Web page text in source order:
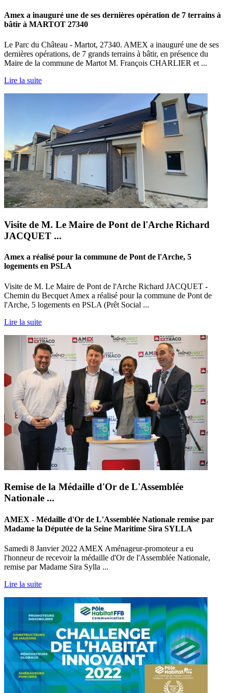
Amex a inauguré une de ses dernières opération de 7 terrains à
bâtir à MARTOT 27340
Le Parc du Château - Martot, 27340. AMEX a inauguré une de ses
dernières opérations, de 7 grands terrains à bâtir, en présence du
Maire de la commune de Martot M. François CHARLIER et ...
Lire la suite
Visite de M. Le Maire de Pont de l'Arche Richard
JACQUET ...
Amex a réalisé pour la commune de Pont de l'Arche, 5
logements en PSLA
Visite de M. Le Maire de Pont de l'Arche Richard JACQUET -
Chemin du Becquet Amex a réalisé pour la commune de Pont de
l'Arche, 5 logements en PSLA (Prêt Social ...
Lire la suite
Remise de la Médaille d'Or de L'Assemblée
Nationale ...
AMEX - Médaille d'Or de L'Assemblée Nationale remise par
Madame la Députée de la Seine Maritime Sira SYLLA
Samedi 8 Janvier 2022 AMEX Aménageur-promoteur a eu
l'honneur de recevoir la médaille d'Or de l'Assemblée Nationale,
remise par Madame Sira Sylla ...
Lire la suite